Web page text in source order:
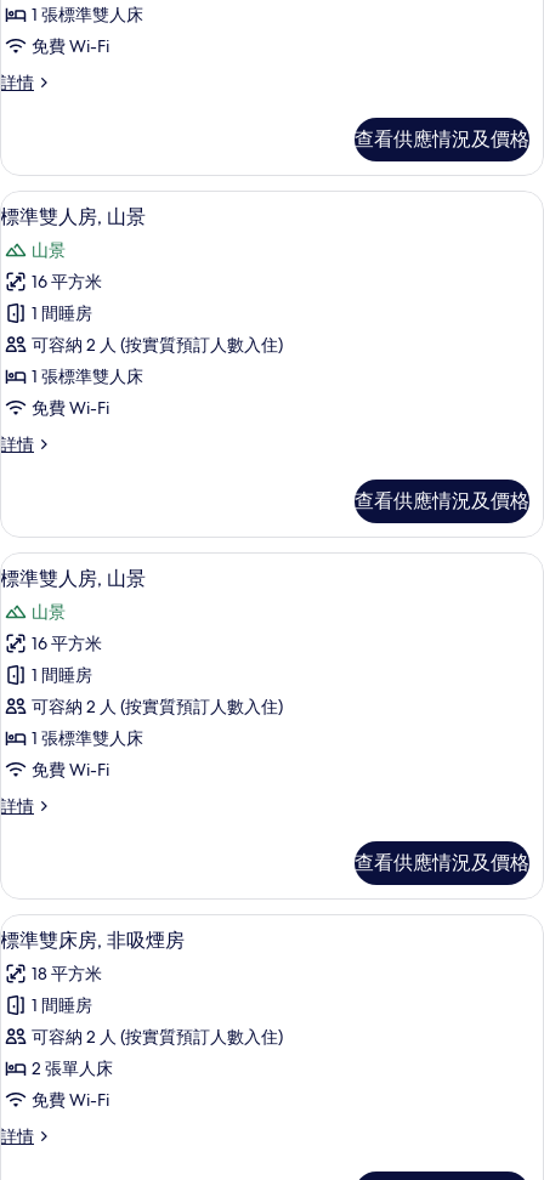
準
人
非
吸
煙
房
的
相
片
1 張標準雙人床
免費 Wi-Fi
詳情
標
房,
非
吸
房
詳
情
查看供應情況及價格
載
入
所
有
標
準
雙
房,
景
的
相
片
4
標準雙人房, 山景
山景
16 平方米
1 間睡房
可容納 2 人 (按實質預訂人數入住)
1 張標準雙人床
免費 Wi-Fi
詳情
標
房,
山
景
情
查看供應情況及價格
載
入
所
有
標
準
雙
房,
景
的
相
片
7
標準雙人房, 山景
山景
16 平方米
1 間睡房
可容納 2 人 (按實質預訂人數入住)
1 張標準雙人床
免費 Wi-Fi
詳情
標
房,
山
景
情
查看供應情況及價格
載
入
所
有
標
準
床
4
標準雙床房, 非吸煙房
18 平方米
1 間睡房
可容納 2 人 (按實質預訂人數入住)
2 張單人床
免費 Wi-Fi
詳情
標